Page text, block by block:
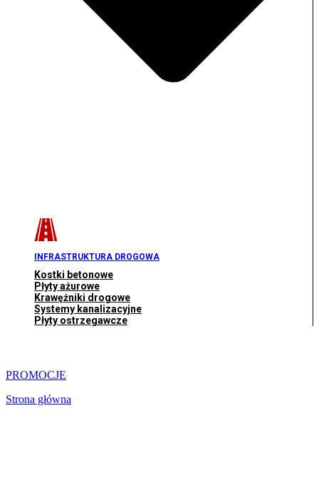
INFRASTRUKTURA DROGOWA
Kostki betonowe
Płyty ażurowe
Krawężniki drogowe
Systemy kanalizacyjne
Płyty ostrzegawcze
PROMOCJE
Strona główna